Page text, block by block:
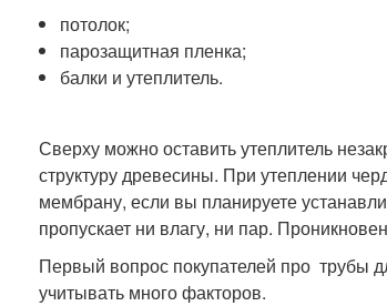
потолок;
парозащитная пленка;
балки и утеплитель.
Сверху можно оставить утеплитель
структуру древесины. При утеплении
мембрану, если вы планируете
пропускает ни влагу, ни пар.
Первый вопрос покупателей про трубы
учитывать много факторов.